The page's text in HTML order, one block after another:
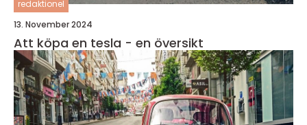
redaktionel
13. November 2024
Att köpa en tesla - en översikt